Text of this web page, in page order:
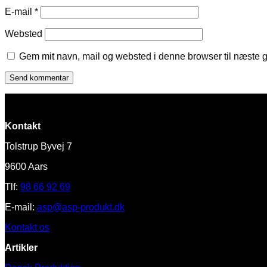
E-mail *
Websted
Gem mit navn, mail og websted i denne browser til næste
Kontakt
Tolstrup Byvej 7
9600 Aars
Tlf: 98 66 92 69
E-mail: asp@asp-produkt.dk
Kontakt os
Artikler